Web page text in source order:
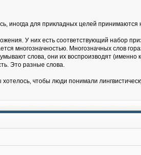
иногда для прикладных целей принимаются
У них есть соответствующий набор
многозначностью. Многозначных слов
слова, они их воспроизводят
Это разные слова.
чтобы люди понимали